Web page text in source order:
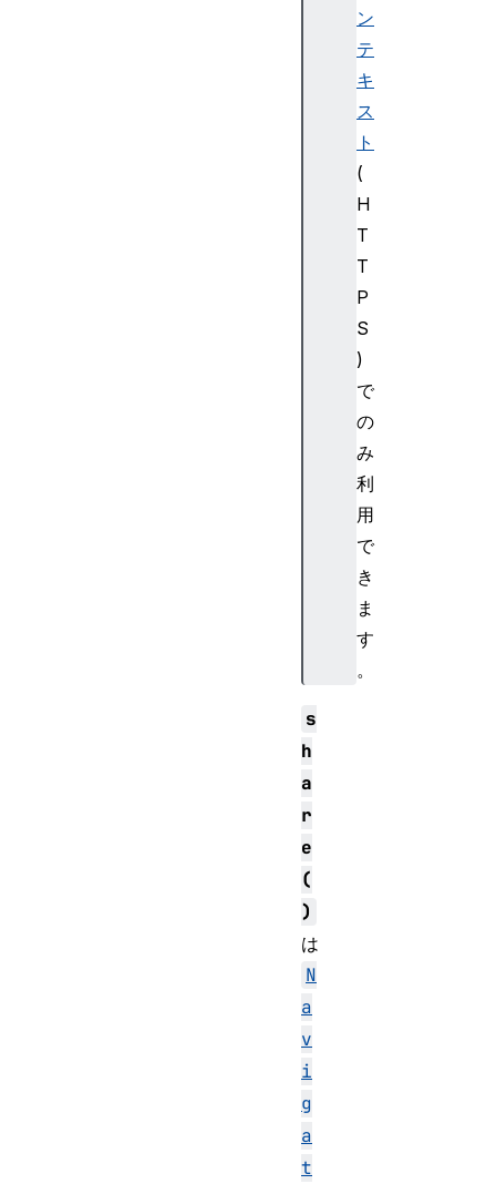
ン
テ
キ
ス
ト
(
H
T
T
P
S
)
で
の
み
利
用
で
き
ま
す
。
s
h
a
r
e
(
)
は
N
a
v
i
g
a
t